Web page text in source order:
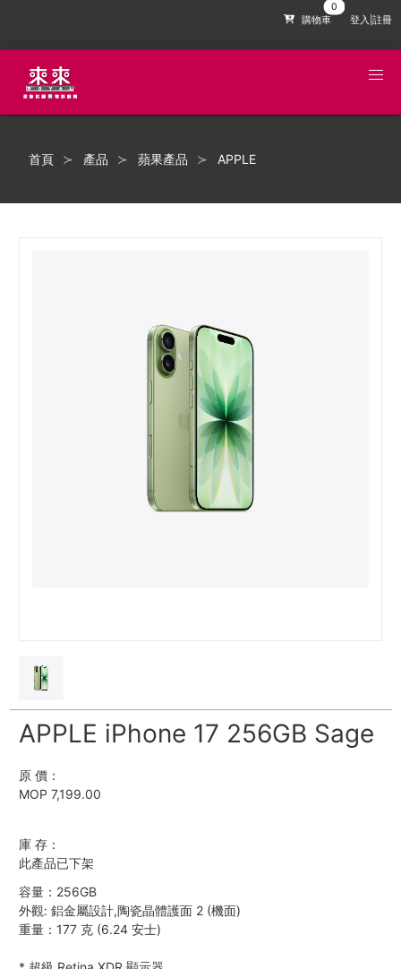
購物車 登入|註冊
首頁 產品 蘋果產品 APPLE
APPLE iPhone 17 256GB Sage
原 價：
MOP 7,199.00
庫 存：
此產品已下架
容量：256GB
外觀: 鋁金屬設計,陶瓷晶體護面 2 (機面)
重量：177 克 (6.24 安士)